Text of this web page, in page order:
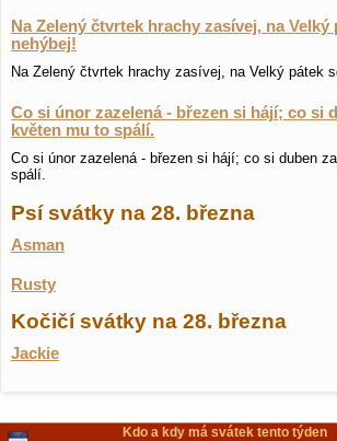
Na Zelený čtvrtek hrachy zasívej, na Velký
nehýbej!
Na Zelený čtvrtek hrachy zasívej, na Velký pátek
Co si únor zazelená - březen si hájí; co si
květen mu to spálí.
Co si únor zazelená - březen si hájí; co si duben
spálí.
Psí svátky na 28. března
Asman
Rusty
Kočičí svátky na 28. března
Jackie
Kdo a kdy má svátek tento týden